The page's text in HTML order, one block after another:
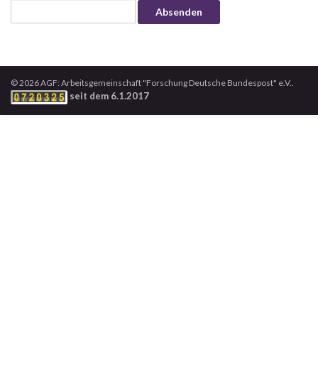
© 2026 AGF: Arbeitsgemeinschaft "Forschung Deutsche Bundespost" e.V..
seit dem 6.1.2017